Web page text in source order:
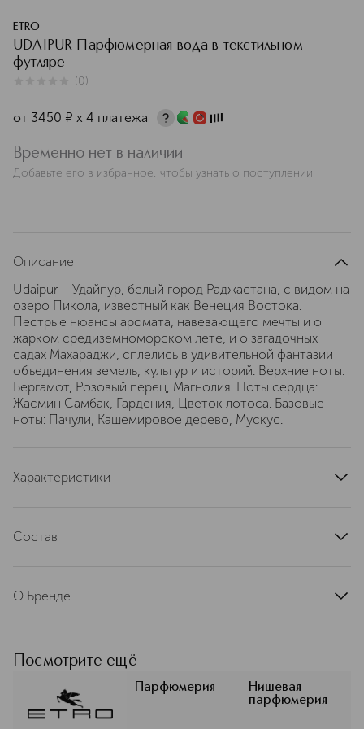
ETRO
UDAIPUR Парфюмерная вода в текстильном
футляре
(0)
от 3450 ¤ х 4 платежа
Временно нет в наличии
Добавьте его в избранное, чтобы узнать о поступлении
Описание
Udaipur – Удайпур, белый город Раджастана, с видом на
озеро Пикола, известный как Венеция Востока.
Пестрые нюансы аромата, навевающего мечты и о
жарком средиземноморском лете, и о загадочных
садах Махараджи, сплелись в удивительной фантазии
объединения земель, культур и историй. Верхние ноты:
Бергамот, Розовый перец, Магнолия. Ноты сердца:
Жасмин Самбак, Гардения, Цветок лотоса. Базовые
ноты: Пачули, Кашемировое дерево, Мускус.
Характеристики
базовые ноты
Состав
Hydroxycitronellal, Limonene, Hexyl Cinnamal, Geraniol,
О Бренде
уникальные парфюмерные
композиции, созданные Мастерами-
парфюмерами по старинным
рецептам из натуральных эссенций.
Посмотрите ещё
Парфюмерия
Нишевая
парфюмерия